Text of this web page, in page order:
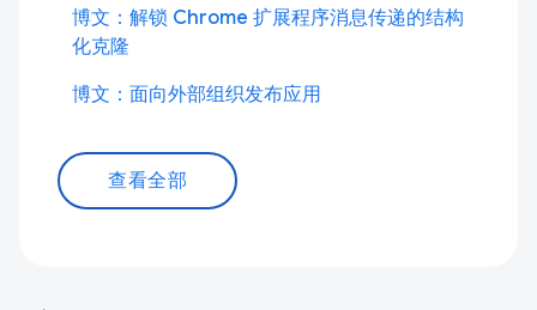
博文：解锁 Chrome 扩展程序消息传递的结构
化克隆
博文：面向外部组织发布应用
查看全部